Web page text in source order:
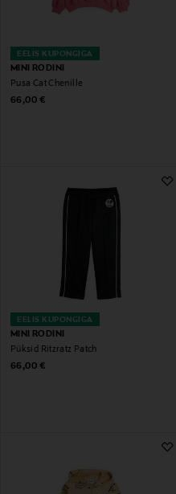
EELIS KUPONGIGA
MINI RODINI
Pusa Cat Chenille
Original Price
66,00 €
EELIS KUPONGIGA
MINI RODINI
Püksid Ritzratz Patch
Original Price
66,00 €